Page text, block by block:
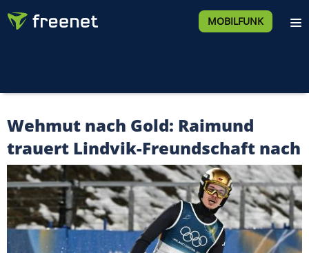
MOBILFUNK
Wehmut nach Gold: Raimund
trauert Lindvik-Freundschaft nach